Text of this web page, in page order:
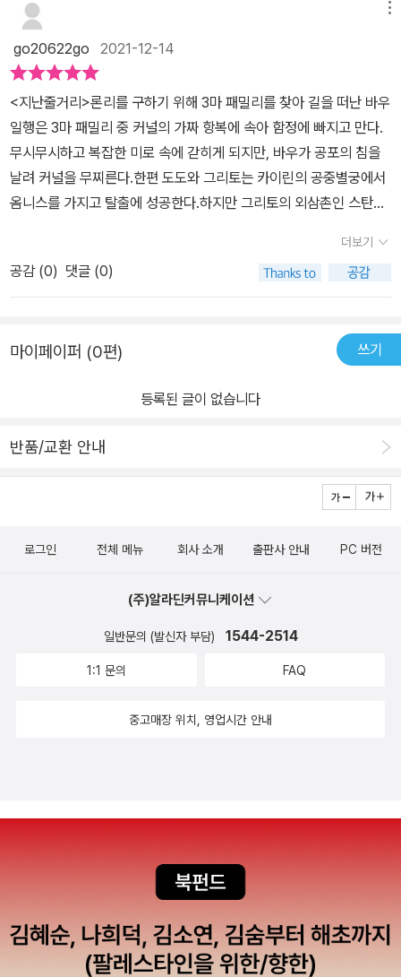
천천히 읽다 보면 자신도 모르는 사이에수학적 개념이 머릿속에 자리
잡고 있을 테니까요♡(여러 번 읽으면 더 좋더라고요~)*출판사로부
터 도서 협찬을 받았지만, 본인의 주관적인 견해에 의하여 작성되었
습니다
졌다가 아이들이 고누 속에서허우적거리게 만들었답니다.ㅎㅎㅎ엄마
인 제가 해도 정말 재미있거든요.우물고누는 두 사람이 다투는 놀이
에요.장기처럼 말이 다니는 길을 그려자기 말을 움직일 수 없으면지
게 되는 게임이랍니다.복잡하지 않고 종이나 땅에 금을 그어 쉽게 그
릴 수 있고작은 돌, 나뭇가지, 풀잎, 동전 따위를 말로 쓸 수 있어언제
어디서나 즐길 수 있는 민속놀이라고 하네요. 5살 둘째도 계속 엄마,
언니랑 대결했지요.자꾸 하다 보니 좀 설렁한 엄마는 곧잘 이기더라
고요. 이번 편도 알찬 내용들이 가득한 수학도둑 85.이젠 아이보다
엄마가 더 다음 편이 기다려져요. 안 본 사람은 있어도 한 번만 본 사
람은 없을 수학도둑!긴 겨울 재미와 수학적 사고까지 함께 할 수 있는
책으로강추강추!!!! 해봅니다. [ 이 서평은 출판사에서 제공받아 성실
go20622go 2021-12-14
<지난줄거리>론리를 구하기 위해 3마 패밀리를 찾아 길을 떠난 바우
일행은 3마 패밀리 중 커널의 가짜 항복에 속아 함정에 빠지고 만다.
무시무시하고 복잡한 미로 속에 갇히게 되지만, 바우가 공포의 침을
날려 커널을 무찌른다.한편 도도와 그리토는 카이린의 공중별궁에서
옴니스를 가지고 탈출에 성공한다.하지만 그리토의 외삼촌인 스탄장
받는다.그때 갑자기 나타난 지혜의 신, 아네타가 수페르를 돌려달라
고 요구하며 도도와 그리토를 신계로 끌고가는데...​3마 패밀리의 막
내 스카라보가 주는 음식을 먹고 음식에 탄 마법에 의해 항마균에 감
는 음식을 먹고 음식에 탄 마법에 의해 항마균에 감염되었을지...쓰러
고, 사건을 해결하는 이야기를 통해 수학에 흥미를 느끼고 논리적인
활용되었던 수학적 개념ㆍ원리와 흥미로운 이야기로 구성되어 있어
일이 같을 가능성 ② [생활] 용지, 책, 카드, 사진, 지폐의 크기③ [역
는 문제를 수학적 개념ㆍ원리와 응용 사례를 문제와 풀어볼 수 있어
더보기
공감 (0) 댓글 (0)
마이페이퍼 (0편) 쓰기
등록된 글이 없습니다
반품/교환 안내
로그인 전체 메뉴 회사 소개 출판사 안내 PC 버전
(주)알라딘커뮤니케이션
일반문의 (발신자 부담) 1544-2514
1:1 문의 FAQ
중고매장 위치, 영업시간 안내